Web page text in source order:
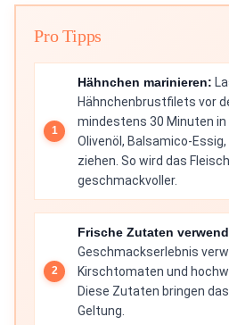
Pro Tipps
Hähnchen marinieren:
Hähnchenbrustfilets vor
mindestens 30 Minuten in
Olivenöl, Balsamico-
ziehen. So wird das
geschmackvoller.
Frische Zutaten
Geschmackserlebnis
Kirschtomaten und
Diese Zutaten bringen
Geltung.